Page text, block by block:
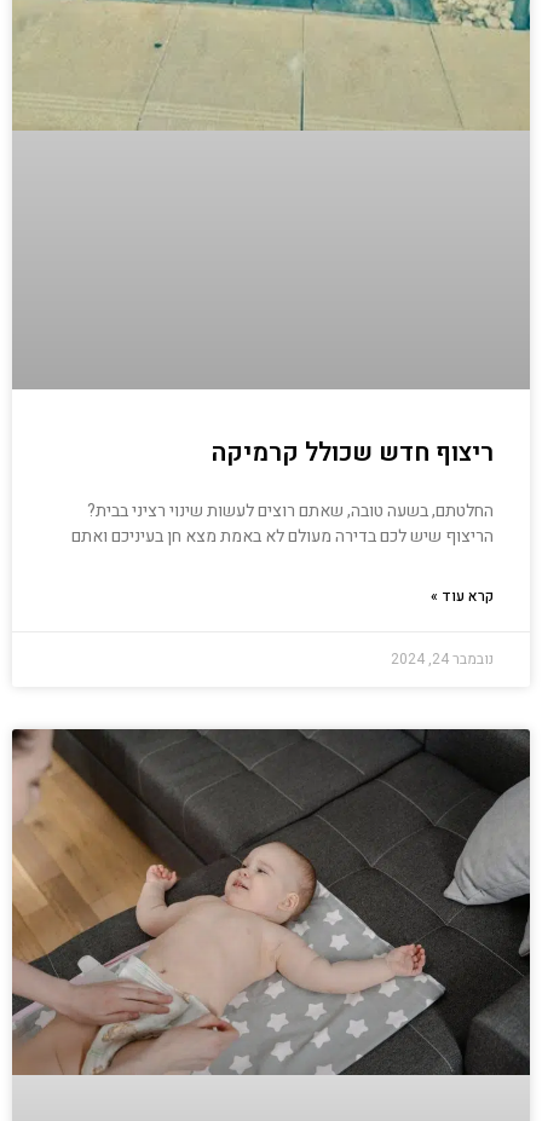
ריצוף חדש שכולל קרמיקה
החלטתם, בשעה טובה, שאתם רוצים לעשות שינוי רציני בבית?
הריצוף שיש לכם בדירה מעולם לא באמת מצא חן בעיניכם ואתם
קרא עוד »
נובמבר 24, 2024